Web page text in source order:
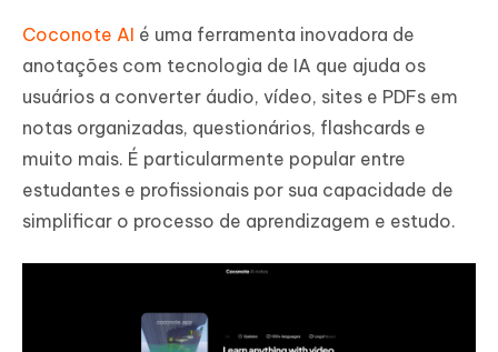
Coconote AI é uma ferramenta inovadora de
anotações com tecnologia de IA que ajuda os
usuários a converter áudio, vídeo, sites e PDFs em
notas organizadas, questionários, flashcards e
muito mais. É particularmente popular entre
estudantes e profissionais por sua capacidade de
simplificar o processo de aprendizagem e estudo.